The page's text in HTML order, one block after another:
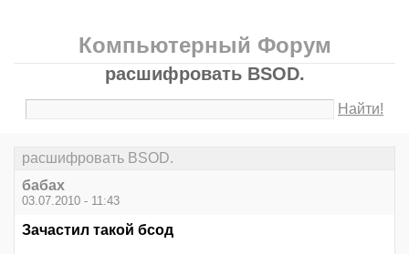
Компьютерный Форум
расшифровать BSOD.
Найти!
расшифровать BSOD.
бабах
03.07.2010 - 11:43
Зачастил такой бсод